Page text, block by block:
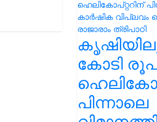
കോടി
പിന്നാലെ